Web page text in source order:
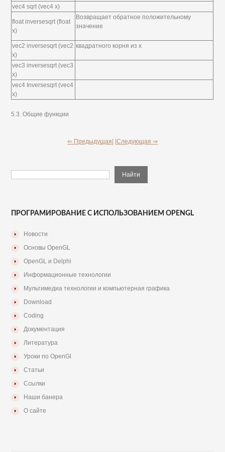
vec4 sqrt (vec4 x)
float inversesqrt (float
x)
Возвращает обратное положительному
значение
vec2 inversesqrt (vec2
x)
квадратного корня из х
vec3 inversesqrt (vec3
x)
vec4 Inversesqrt (vec4
x)
5.3. Общие функции
⇐ Предыдущая| |Следующая ⇒
ПРОГРАМИРОВАНИЕ С ИСПОЛЬЗОВАНИЕМ OPENGL
Новости
Основы OpenGL
OpenGL и Delphi
Информационные технологии
Мультимедиа технологии и компьютерная графика
Download
Coding
Документация
Литература
Уроки по OpenGl
Статьи
Ссылки
Наши банера
О сайте